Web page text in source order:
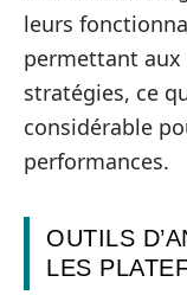
leurs
permettant aux
stratégies, ce
considérable
performances.
OUTILS
LES